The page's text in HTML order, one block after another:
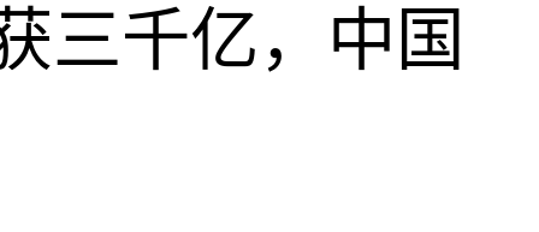
三千亿，中国